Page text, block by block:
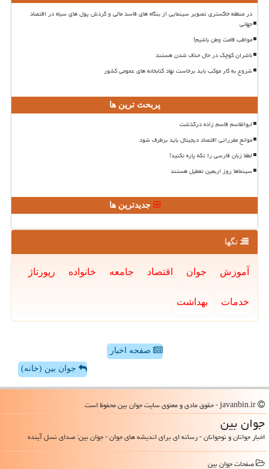
در منطقه خاکستری تصویر سینمایی از بنگاه های فاسد مالی و گردش پول های سیاه در اقتصاد
جهانی
مواظب قامت وطن باشیم!
ناشران کوچک در حال حذف شدن هستند
شروع به کار موکب باید برخاست نهاد کتابخانه های عمومی کشور
پربحث ترین ها
ابوالقاسم قاسم زاده درگذشت
موانع مقرراتی اقتصاد دیجیتال باید برطرف شود
لطفا زبان فارسی را تکه پاره نکنید!
سینماها روز اربعین تعطیل هستند
جدیدترین ها
تگها
آموزش جوان اقتصاد جامعه خانواده رپورتاژ
خدمات بهداشت
صفحه اخبار
جوان بین (خانه)
جوان بین
اخبار جوانان و نوجوانان - رسانه ای برای اندیشه های جوان - جوان بین: صدای نسل آینده
صفحات جوان بین